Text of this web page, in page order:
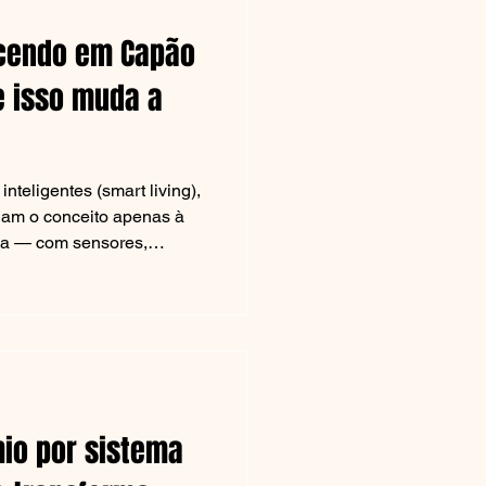
a
em Capão
isso muda a
(smart living),
o conceito apenas à
— com sensores,
gestão e experiência
por sistema